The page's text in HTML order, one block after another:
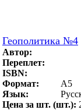
Геополитика №4
Автор:
Переплет:
ISBN:
Формат:
A5
Язык:
Цена за шт. (шт.):